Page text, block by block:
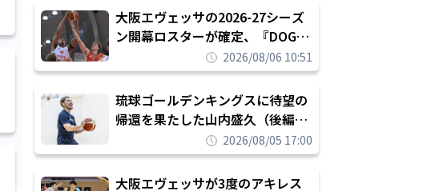
大阪エヴェッサの2026-27シーズ
ン開幕ロスターが確定、『DOG
FIGHT』のチームカルチャーを推
し進めて結果を求めるシーズンへ
2026/08/06 10:51
琉球ゴールデンキングスに待望の
帰還を果たした山内盛久（後編）
「1人のウチナーンチュとしてみ
んなが誇りに思えるチームにして
いく」
2026/08/05 17:00
大阪エヴェッサが3度のアキレス